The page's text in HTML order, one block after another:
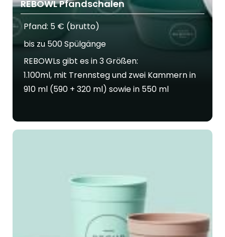
REBOWL Pfandschalen
Pfand: 5 € (brutto)
bis zu 500 Spülgänge
REBOWLs gibt es in 3 Größen:
1.100ml, mit Trennsteg und zwei Kammern in
910 ml (590 + 320 ml) sowie in 550 ml